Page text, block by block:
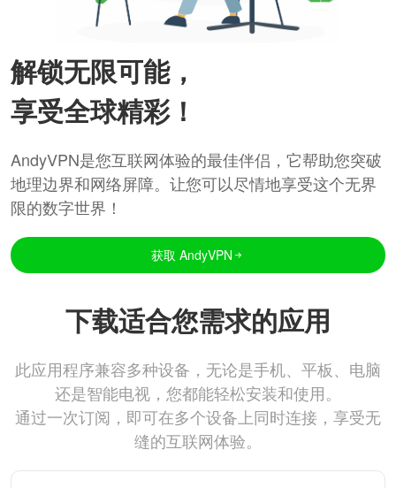
解锁无限可能，
享受全球精彩！
AndyVPN是您互联网体验的最佳伴侣，它帮助您突破
地理边界和网络屏障。让您可以尽情地享受这个无界
限的数字世界！
获取 AndyVPN
下载适合您需求的应用
此应用程序兼容多种设备，无论是手机、平板、电脑
还是智能电视，您都能轻松安装和使用。
通过一次订阅，即可在多个设备上同时连接，享受无
缝的互联网体验。